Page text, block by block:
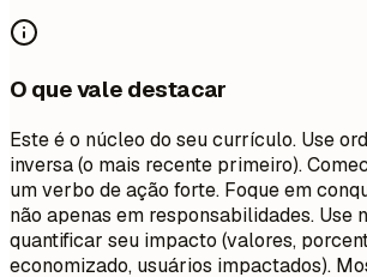
O que vale destacar
Este é o núcleo do seu currículo. Use
inversa (o mais recente primeiro).
um verbo de ação forte. Foque em
não apenas em responsabilidades. Use
quantificar seu impacto (valores,
economizado, usuários impactados).